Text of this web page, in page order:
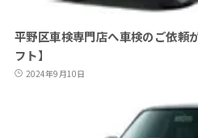
平野区車検専門店へ車検のご依
フト】
2024年9月10日